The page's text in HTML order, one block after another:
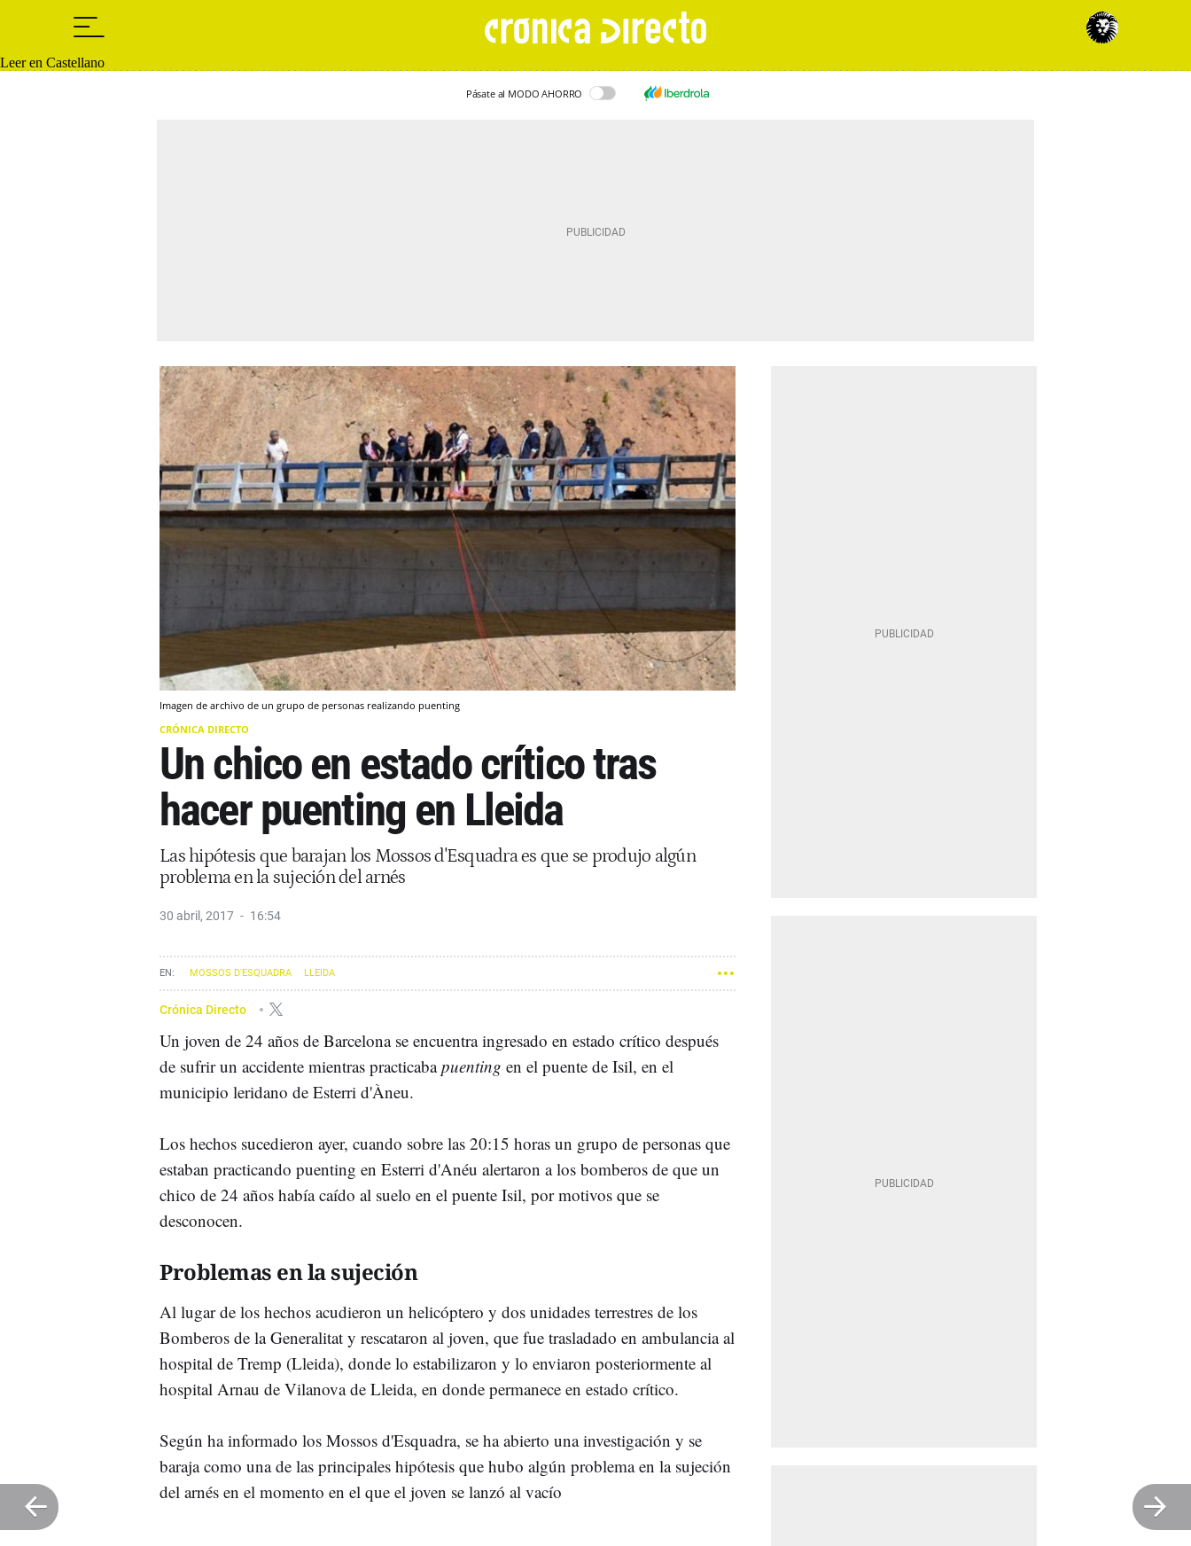
Leer en Castellano
Pásate al MODO AHORRO
Imagen de archivo de un grupo de personas realizando puenting
CRÓNICA DIRECTO
Un chico en estado crítico tras
hacer puenting en Lleida
Las hipótesis que barajan los Mossos d'Esquadra es que se produjo algún
problema en la sujeción del arnés
30 abril, 2017 16:54
MOSSOS D'ESQUADRA LLEIDA
Crónica Directo
Un joven de 24 años de Barcelona se encuentra ingresado en estado crítico después
de sufrir un accidente mientras practicabapuenting en el puente de Isil, en el
municipio leridano de Esterri d'Àneu.
Los hechos sucedieron ayer, cuando sobre las 20:15 horas un grupo de personas que
estaban practicando puenting en Esterri d'Anéu alertaron a los bomberos de que un
chico de 24 años había caído al suelo en el puente Isil, por motivos que se
desconocen.
Problemas en la sujeción
Al lugar de los hechos acudieron un helicóptero y dos unidades terrestres de los
Bomberos de la Generalitat y rescataron al joven, que fue trasladado en ambulancia al
hospital de Tremp (Lleida), donde lo estabilizaron y lo enviaron posteriormente al
hospital Arnau de Vilanova de Lleida, en donde permanece en estado crítico.
Según ha informado los Mossos d'Esquadra, se ha abierto una investigación y se
baraja como una de las principales hipótesis que hubo algún problema en la sujeción
del arnés en el momento en el que el joven se lanzó al vacío